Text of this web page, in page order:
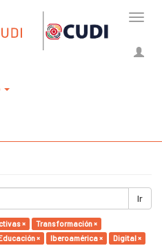
Ir
×
Transformación ×
× Iberoamérica × Digital ×